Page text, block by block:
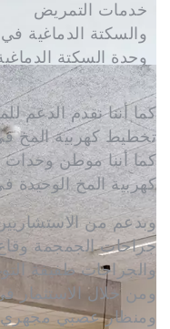
خدمات التمريض
والسكتة الدماغية في
وحدة السكتة
كما أننا نقدم الدعم
تخطيط كهربية المخ
كما أننا موطن وحدات
كهربية المخ الوحيدة
وبدعم من
جراحات الجمجمة
والجراحات طفيفة
ومن خلال الاستثمار
ومنظار عصبي مجهري